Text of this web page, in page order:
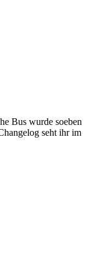
Bus wurde soeben
seht ihr im